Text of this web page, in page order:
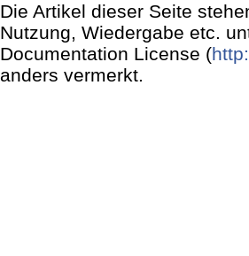
Die Artikel dieser Seite
Nutzung, Wiedergabe etc.
Documentation License (
anders vermerkt.